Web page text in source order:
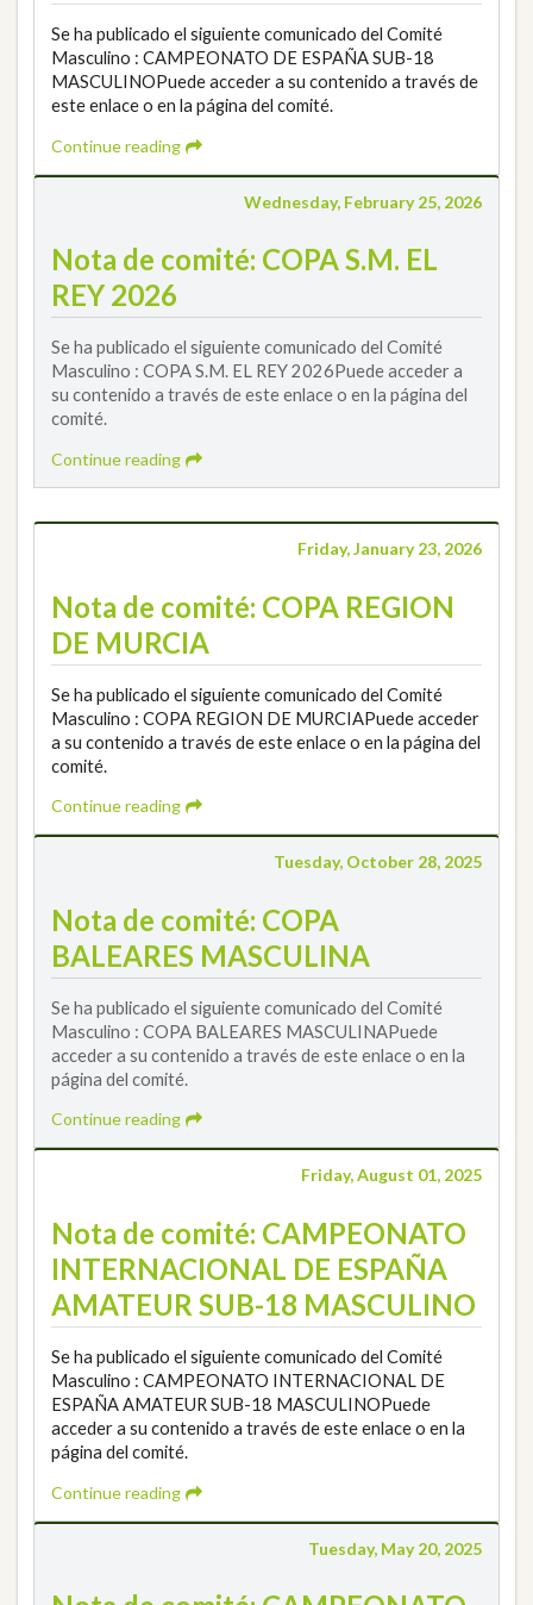
Se ha publicado el siguiente comunicado del Comité
Masculino : CAMPEONATO DE ESPAÑA SUB-18
MASCULINOPuede acceder a su contenido a través de
este enlace o en la página del comité.
Continue reading
Wednesday, February 25, 2026
Nota de comité: COPA S.M. EL
REY 2026
Se ha publicado el siguiente comunicado del Comité
Masculino : COPA S.M. EL REY 2026Puede acceder a
su contenido a través de este enlace o en la página del
comité.
Continue reading
Friday, January 23, 2026
Nota de comité: COPA REGION
DE MURCIA
Se ha publicado el siguiente comunicado del Comité
Masculino : COPA REGION DE MURCIAPuede acceder
a su contenido a través de este enlace o en la página del
comité.
Continue reading
Tuesday, October 28, 2025
Nota de comité: COPA
BALEARES MASCULINA
Se ha publicado el siguiente comunicado del Comité
Masculino : COPA BALEARES MASCULINAPuede
acceder a su contenido a través de este enlace o en la
página del comité.
Continue reading
Friday, August 01, 2025
Nota de comité: CAMPEONATO
INTERNACIONAL DE ESPAÑA
AMATEUR SUB-18 MASCULINO
Se ha publicado el siguiente comunicado del Comité
Masculino : CAMPEONATO INTERNACIONAL DE
ESPAÑA AMATEUR SUB-18 MASCULINOPuede
acceder a su contenido a través de este enlace o en la
página del comité.
Continue reading
Tuesday, May 20, 2025